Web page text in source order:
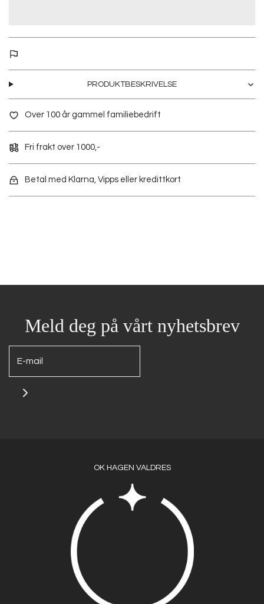
PRODUKTBESKRIVELSE
Over 100 år gammel familiebedrift
Fri frakt over 1000,-
Betal med Klarna, Vipps eller kredittkort
Meld deg på vårt nyhetsbrev
OK HAGEN VALDRES